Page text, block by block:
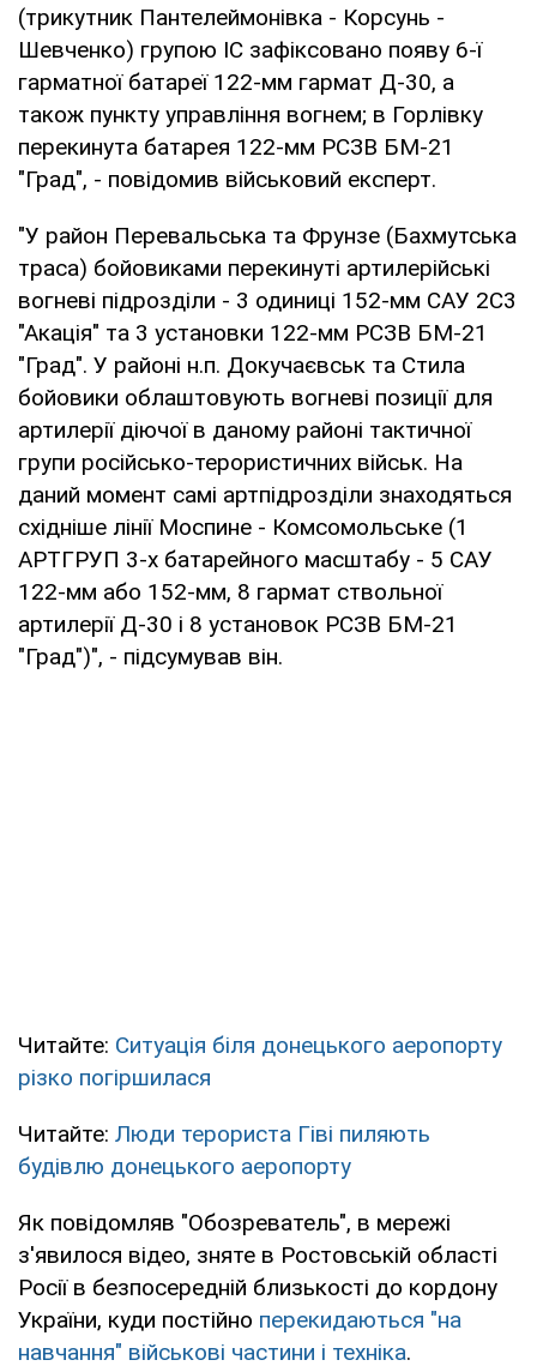
(трикутник Пантелеймонівка - Корсунь -
Шевченко) групою ІС зафіксовано появу 6-ї
гарматної батареї 122-мм гармат Д-30, а
також пункту управління вогнем; в Горлівку
перекинута батарея 122-мм РСЗВ БМ-21
"Град", - повідомив військовий експерт.
"У район Перевальська та Фрунзе (Бахмутська
траса) бойовиками перекинуті артилерійські
вогневі підрозділи - 3 одиниці 152-мм САУ 2С3
"Акація" та 3 установки 122-мм РСЗВ БМ-21
"Град". У районі н.п. Докучаєвськ та Стила
бойовики облаштовують вогневі позиції для
артилерії діючої в даному районі тактичної
групи російсько-терористичних військ. На
даний момент самі артпідрозділи знаходяться
східніше лінії Моспине - Комсомольське (1
АРТГРУП 3-х батарейного масштабу - 5 САУ
122-мм або 152-мм, 8 гармат ствольної
артилерії Д-30 і 8 установок РСЗВ БМ-21
"Град")", - підсумував він.
Читайте: Ситуація біля донецького аеропорту
різко погіршилася
Читайте: Люди терориста Гіві пиляють
будівлю донецького аеропорту
Як повідомляв "Обозреватель", в мережі
з'явилося відео, зняте в Ростовській області
Росії в безпосередній близькості до кордону
України, куди постійно перекидаються "на
навчання" військові частини і техніка.